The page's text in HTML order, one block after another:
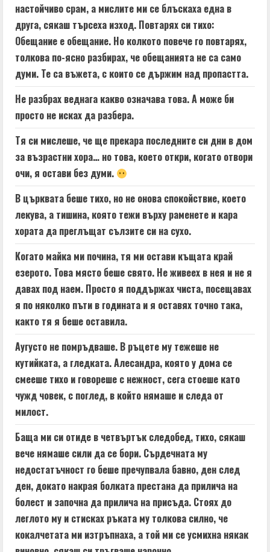
настойчиво срам, а мислите ми се блъскаха една в
друга, сякаш търсеха изход. Повтарях си тихо:
Обещание е обещание. Но колкото повече го повтарях,
толкова по-ясно разбирах, че обещанията не са само
думи. Те са въжета, с които се държим над пропастта.
Не разбрах веднага какво означава това. А може би
просто не исках да разбера.
Тя си мислеше, че ще прекара последните си дни в дом
за възрастни хора… но това, което откри, когато отвори
очи, я остави без думи.
В църквата беше тихо, но не онова спокойствие, което
лекува, а тишина, която тежи върху раменете и кара
хората да преглъщат сълзите си на сухо.
Когато майка ми почина, тя ми остави къщата край
езерото. Това място беше свято. Не живеех в нея и не я
давах под наем. Просто я поддържах чиста, посещавах
я по няколко пъти в годината и я оставях точно така,
както тя я беше оставила.
Аугусто не помръдваше. В ръцете му тежеше не
кутийката, а гледката. Алесандра, която у дома се
смееше тихо и говореше с нежност, сега стоеше като
чужд човек, с поглед, в който нямаше и следа от
милост.
Баща ми си отиде в четвъртък следобед, тихо, сякаш
вече нямаше сили да се бори. Сърдечната му
недостатъчност го беше пречупвала бавно, ден след
ден, докато накрая болката престана да прилича на
болест и започна да прилича на присъда. Стоях до
леглото му и стисках ръката му толкова силно, че
кокалчетата ми изтръпнаха, а той ми се усмихна някак